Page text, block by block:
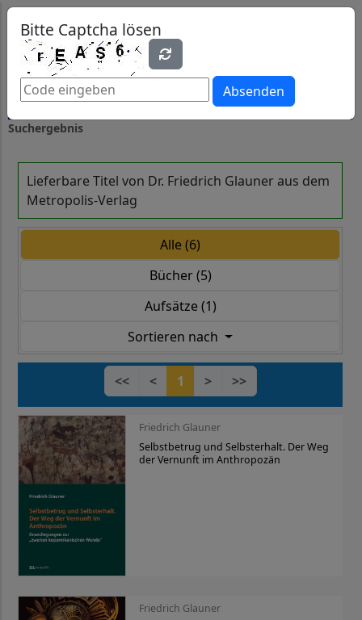
Bitte Captcha lösen
Absenden
Suchergebnis
Lieferbare Titel von Dr. Friedrich Glauner aus dem
Metropolis-Verlag
Alle (6)
Bücher (5)
Aufsätze (1)
Sortieren nach
<< < 1 > >>
Friedrich Glauner
Selbstbetrug und Selbsterhalt. Der Weg
der Vernunft im Anthropozän
Friedrich Glauner